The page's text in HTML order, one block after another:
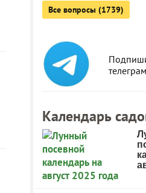
Все вопросы (1739)
Календарь